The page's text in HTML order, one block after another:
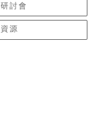
研討會
資源